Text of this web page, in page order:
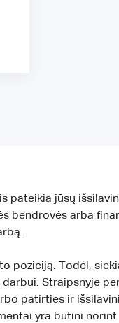
pateikia jūsų
bendrovės arba
poziciją. Todėl,
Straipsnyje
patirties ir
yra būtini norint